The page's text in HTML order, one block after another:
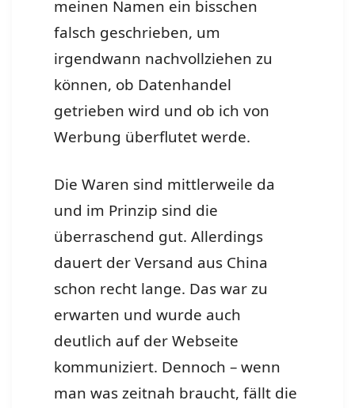
meinen Namen ein bisschen
falsch geschrieben, um
irgendwann nachvollziehen zu
können, ob Datenhandel
getrieben wird und ob ich von
Werbung überflutet werde.
Die Waren sind mittlerweile da
und im Prinzip sind die
überraschend gut. Allerdings
dauert der Versand aus China
schon recht lange. Das war zu
erwarten und wurde auch
deutlich auf der Webseite
kommuniziert. Dennoch – wenn
man was zeitnah braucht, fällt die